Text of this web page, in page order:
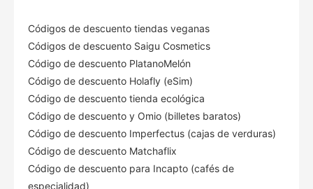
Códigos de descuento tiendas veganas
Códigos de descuento Saigu Cosmetics
Código de descuento PlatanoMelón
Código de descuento Holafly (eSim)
Código de descuento tienda ecológica
Código de descuento y Omio (billetes baratos)
Código de descuento Imperfectus (cajas de verduras)
Código de descuento Matchaflix
Código de descuento para Incapto (cafés de
especialidad)